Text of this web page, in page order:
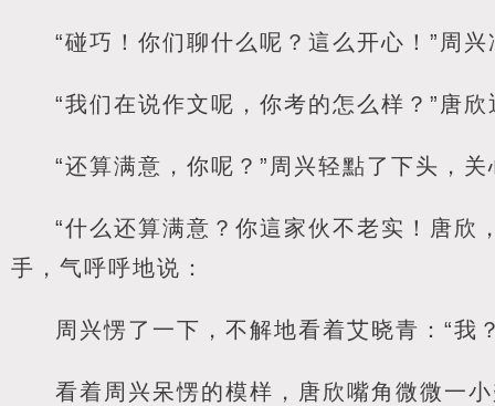
“碰巧！你们聊什么呢？這么开心！”周
“我们在说作文呢，你考的怎么样？”唐
“还算满意，你呢？”周兴轻點了下头，
“什么还算满意？你這家伙不老实！唐欣
手，气呼呼地说：
周兴愣了一下，不解地看着艾晓青：“我
看着周兴呆愣的模样，唐欣嘴角微微一